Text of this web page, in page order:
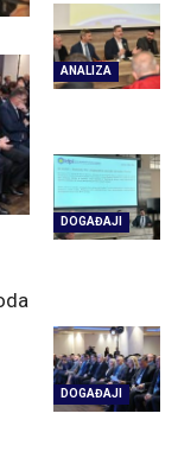
ANALIZA
DOGAĐAJI
DOGAĐAJI